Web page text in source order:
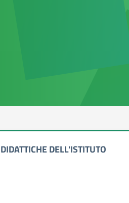
DELL'ISTITUTO